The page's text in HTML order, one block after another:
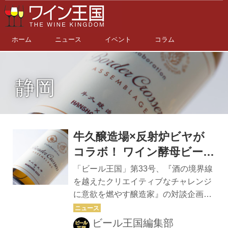
ホーム ニュース イベント コラム
静岡
牛久醸造場×反射炉ビヤが
コラボ！ ワイン酵母ビール
｢Border Crossers｣発売
「ビール王国」第33号、『酒の境界線
を越えたクリエイティブなチャレンジ
に意欲を燃やす醸造家』の対談企画を
きっかけに、茨城県牛久市の牛久醸造
場と静岡県伊豆の国市の反射炉ビヤが
ビール王国編集部